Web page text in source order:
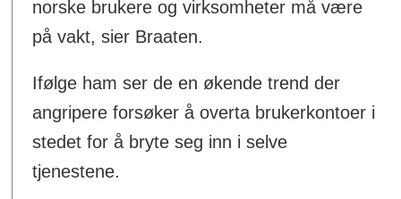
norske brukere og virksomheter må være
på vakt, sier Braaten.
Ifølge ham ser de en økende trend der
angripere forsøker å overta brukerkontoer i
stedet for å bryte seg inn i selve
tjenestene.